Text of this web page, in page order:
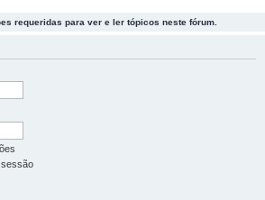
requeridas para ver e ler tópicos neste fórum.